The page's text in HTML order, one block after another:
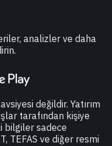
analizler ve daha
değildir. Yatırım
tarafından kişiye
bilgiler sadece
TEFAS ve diğer resmi